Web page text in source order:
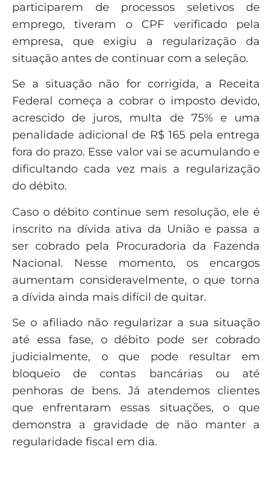
participarem de processos seletivos de
emprego, tiveram o CPF verificado pela
empresa, que exigiu a regularização da
situação antes de continuar com a seleção.
Se a situação não for corrigida, a Receita
Federal começa a cobrar o imposto devido,
acrescido de juros, multa de 75% e uma
penalidade adicional de R$ 165 pela entrega
fora do prazo. Esse valor vai se acumulando e
dificultando cada vez mais a regularização
do débito.
Caso o débito continue sem resolução, ele é
inscrito na dívida ativa da União e passa a
ser cobrado pela Procuradoria da Fazenda
Nacional. Nesse momento, os encargos
aumentam consideravelmente, o que torna
a dívida ainda mais difícil de quitar.
Se o afiliado não regularizar a sua situação
até essa fase, o débito pode ser cobrado
judicialmente, o que pode resultar em
bloqueio de contas bancárias ou até
penhoras de bens. Já atendemos clientes
que enfrentaram essas situações, o que
demonstra a gravidade de não manter a
regularidade fiscal em dia.